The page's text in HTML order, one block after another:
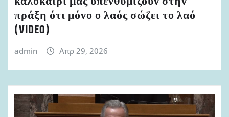
πράξη ότι μόνο ο λαός σώζει το λαό
(VIDEO)
admin Απρ 29, 2026